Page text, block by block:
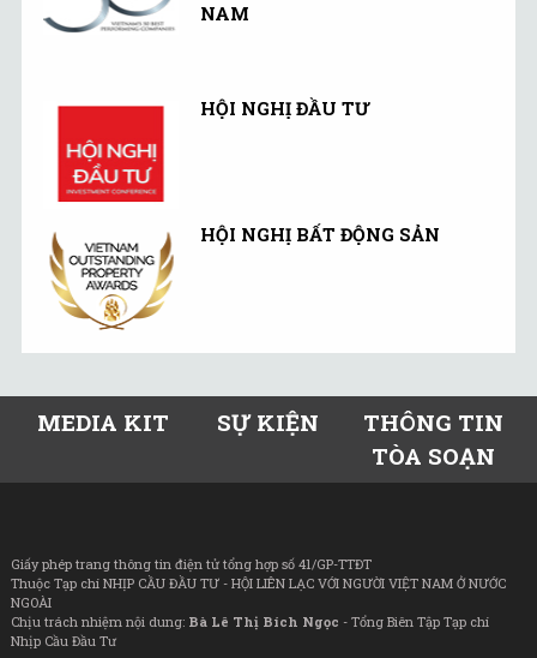
NAM
HỘI NGHỊ ĐẦU TƯ
HỘI NGHỊ BẤT ĐỘNG SẢN
MEDIA KIT SỰ KIỆN
THÔNG TIN
TÒA SOẠN
Giấy phép trang thông tin điện tử tổng hợp số 41/GP-TTĐT
Thuộc Tạp chí NHỊP CẦU ĐẦU TƯ - HỘI LIÊN LẠC VỚI NGƯỜI VIỆT NAM Ở NƯỚC
NGOÀI
Chịu trách nhiệm nội dung: Bà Lê Thị Bích Ngọc - Tổng Biên Tập Tạp chí
Nhịp Cầu Đầu Tư